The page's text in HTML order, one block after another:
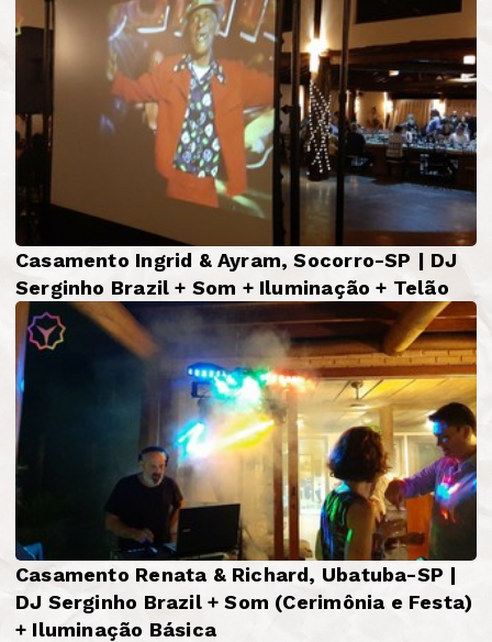
Casamento Ingrid & Ayram, Socorro-SP | DJ
Serginho Brazil + Som + Iluminação + Telão
Casamento Renata & Richard, Ubatuba-SP |
DJ Serginho Brazil + Som (Cerimônia e Festa)
+ Iluminação Básica